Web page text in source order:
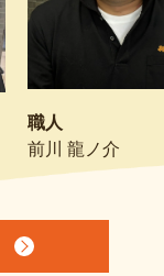
職人
前川 龍ノ介